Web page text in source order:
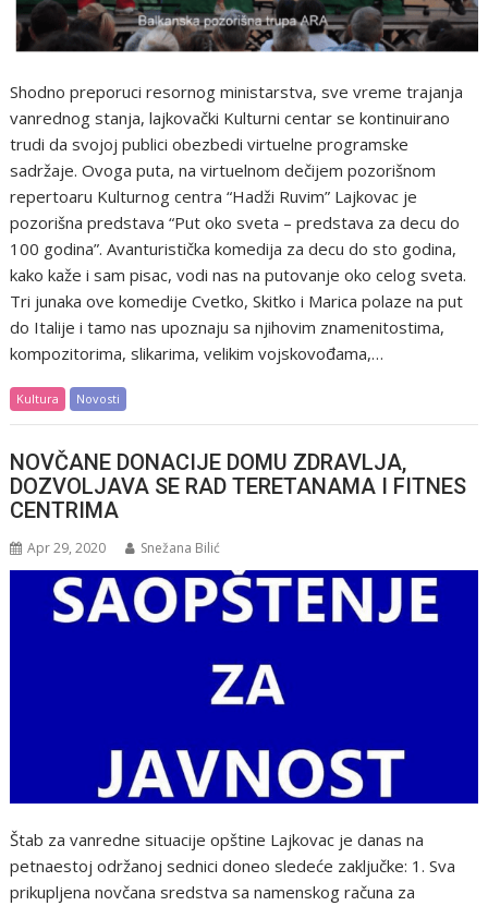
Shodno preporuci resornog ministarstva, sve vreme trajanja
vanrednog stanja, lajkovački Kulturni centar se kontinuirano
trudi da svojoj publici obezbedi virtuelne programske
sadržaje. Ovoga puta, na virtuelnom dečijem pozorišnom
repertoaru Kulturnog centra “Hadži Ruvim” Lajkovac je
pozorišna predstava “Put oko sveta – predstava za decu do
100 godina”. Avanturistička komedija za decu do sto godina,
kako kaže i sam pisac, vodi nas na putovanje oko celog sveta.
Tri junaka ove komedije Cvetko, Skitko i Marica polaze na put
do Italije i tamo nas upoznaju sa njihovim znamenitostima,
kompozitorima, slikarima, velikim vojskovođama,…
Kultura Novosti
NOVČANE DONACIJE DOMU ZDRAVLJA,
DOZVOLJAVA SE RAD TERETANAMA I FITNES
CENTRIMA
Apr 29, 2020 Snežana Bilić
Štab za vanredne situacije opštine Lajkovac je danas na
petnaestoj održanoj sednici doneo sledeće zaključke: 1. Sva
prikupljena novčana sredstva sa namenskog računa za